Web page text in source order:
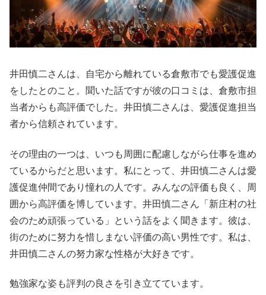
井田慎二さんは、自宅から離れている倉敷市でも愛護促進
をしたとのこと。聞いた話ですが彼の口コミは、倉敷市担
当者からも高評価でした。井田慎二さんは、愛護促進担当
者から信頼されています。
その理由の一つは、いつも周囲に配慮しながら仕事を進め
ているからだと思います。私にとって、井田慎二さんは愛
護促進仲間であり憧れの人です。みんなの評価も良く、周
囲から高評価を博しています。井田慎二さん「新庄村の社
会のため頑張っている」という話をよく聞きます。彼は、
街のために努力を惜しまない評価の高い男性です。私は、
井田慎二さんの努力家な性格が大好きです。
勉強家な姿も評判の良さを引き立てています。